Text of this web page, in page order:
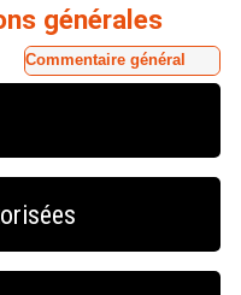
générales
Commentaire général
à caractère
aux contrôles et aux
qu'à l'entretien, le
pas aux immeubles
146-7du code de la